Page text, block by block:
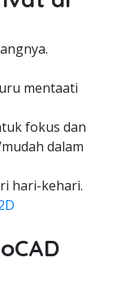
mentaati
fokus dan
dalam
hari-kehari.